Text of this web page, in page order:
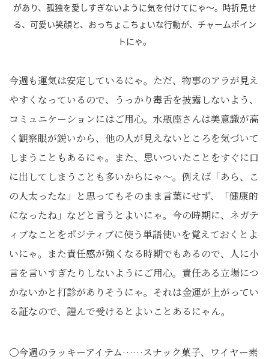
があり、孤独を愛しすぎないように気を付けてにゃ～。時折見せ
る、可愛い笑顔と、おっちょこちょいな行動が、チャームポイン
トにゃ。
今週も運気は安定しているにゃ。ただ、物事のアラが見え
やすくなっているので、うっかり毒舌を披露しないよう、
コミュニケーションにはご用心。水瓶座さんは美意識が高
く観察眼が鋭いから、他の人が見えないところを気づいて
しまうこともあるにゃ。また、思いついたことをすぐに口
に出してしまうことも多いからにゃ～。例えば「あら、こ
の人太ったな」と思ってもそのまま言葉にせず、「健康的
になったね」などと言うとよいにゃ。今の時期に、ネガテ
ィブなことをポジティブに使う単語使いを覚えておくとよ
いにゃ。また責任感が強くなる時期でもあるので、人に小
言を言いすぎたりしないようにご用心。責任ある立場につ
かないかと打診がありそうにゃ。それは金運が上がってい
る証なので、謹んで受けるとよいことあるにゃん。
〇今週のラッキーアイテム……スナック菓子、ワイヤー素